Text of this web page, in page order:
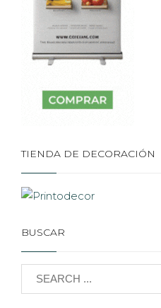
TIENDA DE DECORACIÓN
BUSCAR